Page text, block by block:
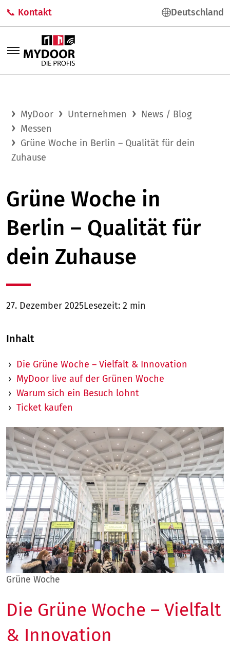
📞 Kontakt Deutschland
MyDoor Unternehmen
News / Blog
Messen
Grüne Woche in Berlin – Qualität für dein
Zuhause
Grüne Woche in
Berlin – Qualität für
dein Zuhause
27. Dezember 2025Lesezeit: 2 min
Inhalt
Die Grüne Woche – Vielfalt & Innovation
MyDoor live auf der Grünen Woche
Warum sich ein Besuch lohnt
Ticket kaufen
Grüne Woche
Die Grüne Woche – Vielfalt
& Innovation